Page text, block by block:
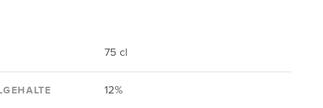
75 cl
12%